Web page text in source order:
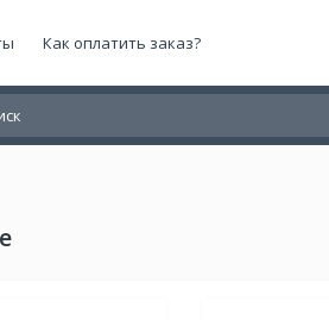
Как оплатить заказ?